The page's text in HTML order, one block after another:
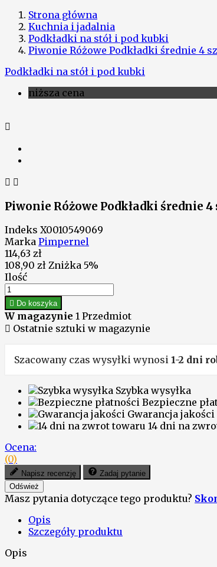
Strona główna
Kuchnia i jadalnia
Podkładki na stół i pod kubki
Piwonie Różowe Podkładki średnie 4
Podkładki na stół i pod kubki
niższa cena

 
Piwonie Różowe Podkładki średnie 4
Indeks X0010549069
Marka Pimpernel
114,63 zł
108,90 zł Zniżka 5%
Ilość
 Do koszyka
W magazynie 1 Przedmiot
 Ostatnie sztuki w magazynie
Szacowany czas wysyłki wynosi 1-2 dni
Szybka wysyłka
Bezpieczne
Gwarancja jakości
14 dni na
Ocena:
(0)
Napisz recenzję Zadaj pytanie
Masz pytania dotyczące tego produktu?
Opis
Szczegóły produktu
Opis